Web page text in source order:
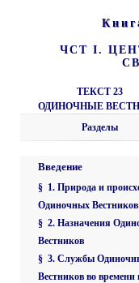
ЧСТ I.
ТЕКСТ 23
ОДИНОЧНЫЕ
Разделы
Введение
§ 1. Природа и
Одиночных Вестников
§ 2. Назначения
Вестников
§ 3. Службы
Вестников во времени